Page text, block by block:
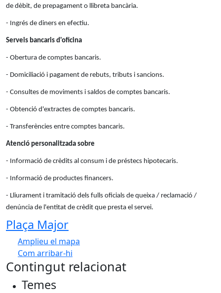
de dèbit, de prepagament o llibreta bancària.
- Ingrés de diners en efectiu.
Serveis bancaris d'oficina
- Obertura de comptes bancaris.
- Domiciliació i pagament de rebuts, tributs i sancions.
- Consultes de moviments i saldos de comptes bancaris.
- Obtenció d'extractes de comptes bancaris.
- Transferències entre comptes bancaris.
Atenció personalitzada sobre
- Informació de crèdits al consum i de préstecs hipotecaris.
- Informació de productes financers.
- Lliurament i tramitació dels fulls oficials de queixa / reclamació /
denúncia de l'entitat de crèdit que presta el servei.
Plaça Major
Amplieu el mapa
Com arribar-hi
+
Contingut relacionat
Temes